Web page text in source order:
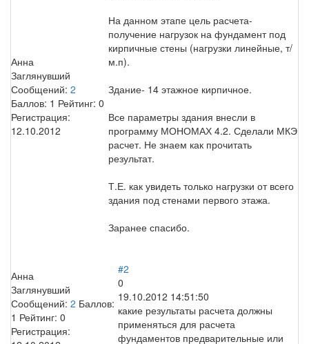
Анна
Заглянувший
Сообщений: 2
Баллов: 1 Рейтинг: 0
Регистрация:
12.10.2012
На данном этапе цель расчета-
получение нагрузок на фундамент под
кирпичные стены (нагрузки линейные, т/
м.п).
Здание- 14 этажное кирпичное.
Все параметры здания внесли в
программу МОНОМАХ 4.2. Сделали МКЭ
расчет. Не знаем как прочитать
результат.
Т.Е. как увидеть только нагрузки от всего
здания под стенами первого этажа.
Заранее спасибо.
Анна
Заглянувший
Сообщений: 2 Баллов:
1 Рейтинг: 0
Регистрация:
#2
0
19.10.2012 14:51:50
какие результаты расчета должны
применяться для расчета
фундаментов предварительные или